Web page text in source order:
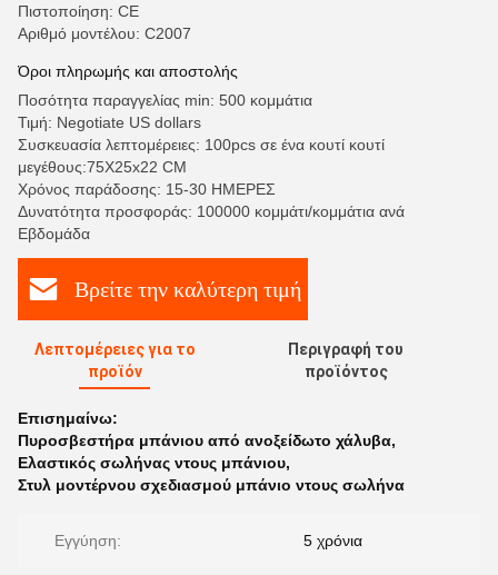
Πιστοποίηση: CE
Αριθμό μοντέλου: C2007
Όροι πληρωμής και αποστολής
Ποσότητα παραγγελίας min: 500 κομμάτια
Τιμή: Negotiate US dollars
Συσκευασία λεπτομέρειες: 100pcs σε ένα κουτί κουτί
μεγέθους:75X25x22 CM
Χρόνος παράδοσης: 15-30 ΗΜΕΡΕΣ
Δυνατότητα προσφοράς: 100000 κομμάτι/κομμάτια ανά
Εβδομάδα
Βρείτε την καλύτερη τιμή
Λεπτομέρειες για το
προϊόν
Περιγραφή του
προϊόντος
Επισημαίνω:
Πυροσβεστήρα μπάνιου από ανοξείδωτο χάλυβα,
Ελαστικός σωλήνας ντους μπάνιου,
Στυλ μοντέρνου σχεδιασμού μπάνιο ντους σωλήνα
Εγγύηση: 5 χρόνια